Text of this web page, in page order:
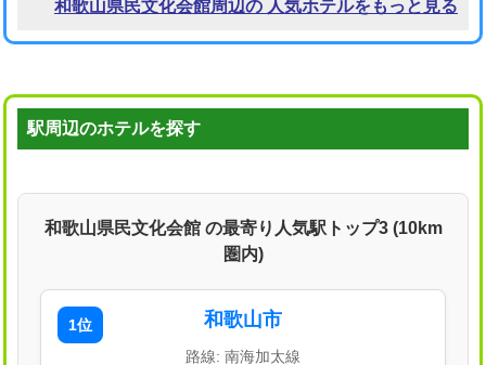
和歌山県民文化会館周辺の 人気ホテルをもっと見る
駅周辺のホテルを探す
和歌山県民文化会館 の最寄り人気駅トップ3 (10km
圏内)
1位 和歌山市
路線: 南海加太線